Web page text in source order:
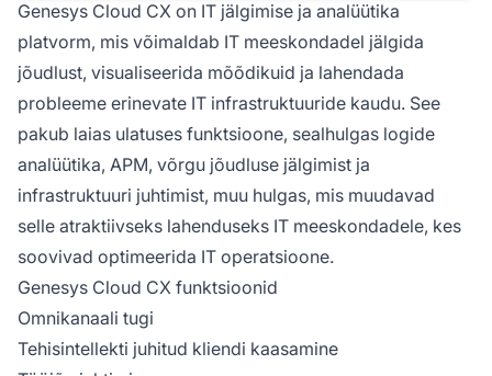
Genesys Cloud CX on IT jälgimise ja analüütika
platvorm, mis võimaldab IT meeskondadel jälgida
jõudlust, visualiseerida mõõdikuid ja lahendada
probleeme erinevate IT infrastruktuuride kaudu. See
pakub laias ulatuses funktsioone, sealhulgas logide
analüütika, APM, võrgu jõudluse jälgimist ja
infrastruktuuri juhtimist, muu hulgas, mis muudavad
selle atraktiivseks lahenduseks IT meeskondadele, kes
soovivad optimeerida IT operatsioone.
Genesys Cloud CX funktsioonid
Omnikanaali tugi
Tehisintellekti juhitud kliendi kaasamine